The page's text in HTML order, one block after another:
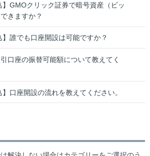
】GMOクリック証券で暗号資産（ビッ
きますか？
】誰でも口座開設は可能ですか？
口座の振替可能額について教えてく
】口座開設の流れを教えてください。